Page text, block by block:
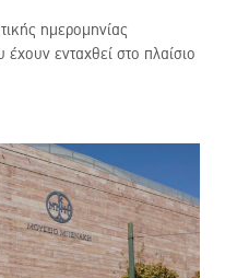
ημερομηνίας
ενταχθεί στο πλαίσιο